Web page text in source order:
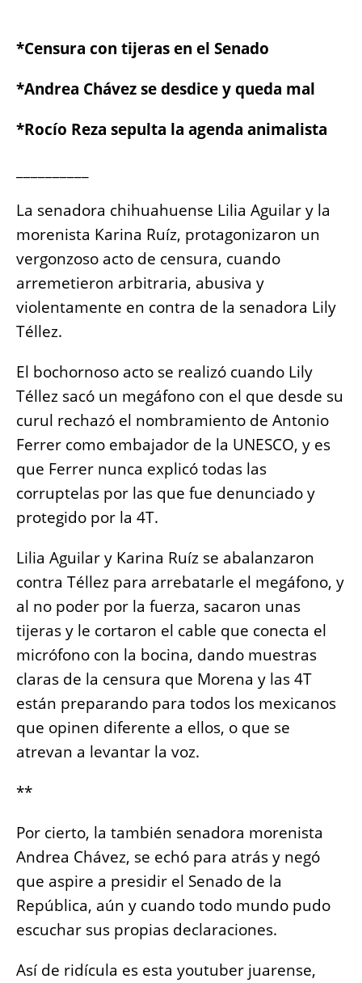
o
o
p
p
g
er
n
k
*Censura con tijeras en el Senado
*Andrea Chávez se desdice y queda mal
*Rocío Reza sepulta la agenda animalista
La senadora chihuahuense Lilia Aguilar y la
morenista Karina Ruíz, protagonizaron un
vergonzoso acto de censura, cuando
arremetieron arbitraria, abusiva y
violentamente en contra de la senadora Lily
Téllez.
El bochornoso acto se realizó cuando Lily
Téllez sacó un megáfono con el que desde su
curul rechazó el nombramiento de Antonio
Ferrer como embajador de la UNESCO, y es
que Ferrer nunca explicó todas las
corruptelas por las que fue denunciado y
protegido por la 4T.
Lilia Aguilar y Karina Ruíz se abalanzaron
contra Téllez para arrebatarle el megáfono, y
al no poder por la fuerza, sacaron unas
tijeras y le cortaron el cable que conecta el
micrófono con la bocina, dando muestras
claras de la censura que Morena y las 4T
están preparando para todos los mexicanos
que opinen diferente a ellos, o que se
atrevan a levantar la voz.
**
Por cierto, la también senadora morenista
Andrea Chávez, se echó para atrás y negó
que aspire a presidir el Senado de la
República, aún y cuando todo mundo pudo
escuchar sus propias declaraciones.
Así de ridícula es esta youtuber juarense,